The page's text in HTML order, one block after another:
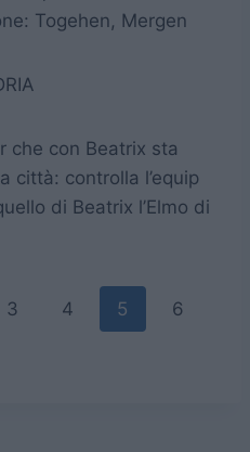
Togehen, Mergen
che con Beatrix sta
città: controlla l’equip
di Beatrix l’Elmo di
3 4 5 6